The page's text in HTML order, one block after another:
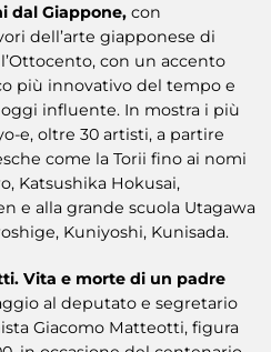
dal Giappone, con
dell’arte giapponese di
con un accento
più innovativo del tempo e
influente. In mostra i più
e, oltre 30 artisti, a partire
come la Torii fino ai nomi
Katsushika Hokusai,
e alla grande scuola Utagawa
Kuniyoshi, Kunisada.
Vita e morte di un padre
al deputato e segretario
Giacomo Matteotti, figura